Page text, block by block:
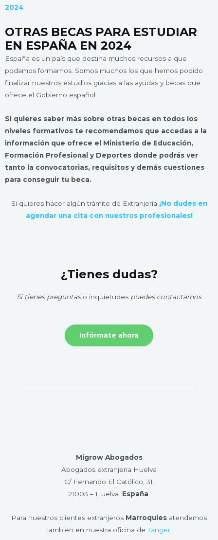
2024
OTRAS BECAS PARA ESTUDIAR
EN ESPAÑA EN 2024
España es un país que destina muchos recursos a que
podamos formarnos. Somos muchos los que hemos podido
finalizar nuestros estudios gracias a las ayudas y becas que
ofrece el Gobierno español.
Si quieres saber más sobre otras becas en todos los
niveles formativos te recomendamos que accedas a la
información que ofrece el Ministerio de Educación,
Formación Profesional y Deportes donde podrás ver
tanto la convocatorias, requisitos y demás cuestiones
para conseguir tu beca.
Si quieres hacer algún trámite de Extranjería ¡No dudes en
agendar una cita con nuestros profesionales!
¿Tienes dudas?
Si tienes preguntaso inquietudes puedes contactarnos
Infórmate ahora
Migrow Abogados
Abogados extranjeria Huelva
C/ Fernando El Católico, 31.
21003 – Huelva​. España
Para nuestros clientes extranjeros Marroquies atendemos
tambien en nuestra oficina deTanger